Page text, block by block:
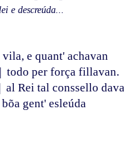
e descreúda...
vila, e quant' achavan
| todo per força fillavan.
| al Rei tal conssello
gent' esleúda